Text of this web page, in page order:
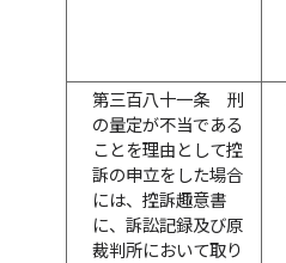
第三百八十一条
刑
の量定が不当である
ことを理由として控
訴の申立をした場合
には、控訴趣意書
に、訴訟記録及び原
裁判所において取り